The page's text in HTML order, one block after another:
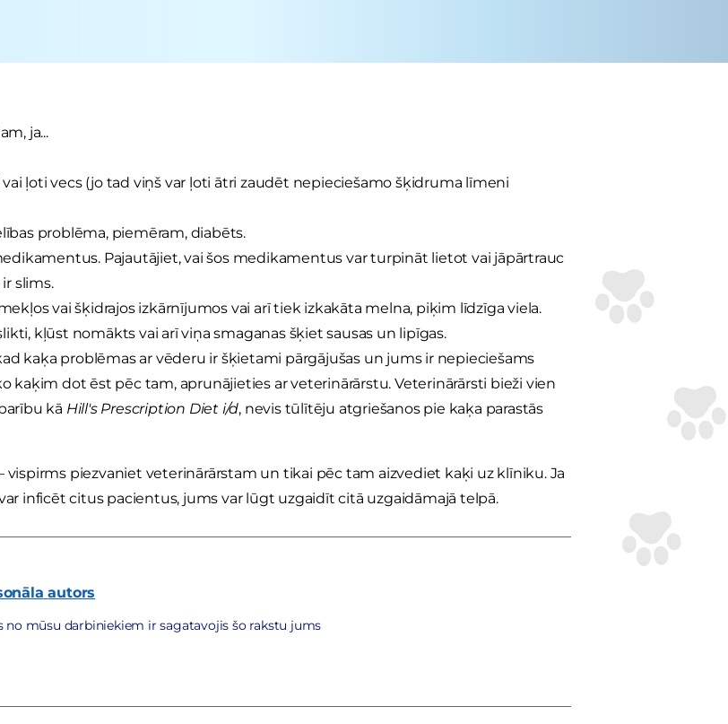
ja...
vai ļoti vecs (jo tad viņš var ļoti ātri zaudēt nepieciešamo šķidruma līmeni
problēma, piemēram, diabēts.
Pajautājiet, vai šos medikamentus var turpināt lietot vai jāpārtrauc
slims.
vai šķidrajos izkārnījumos vai arī tiek izkakāta melna, piķim līdzīga viela.
kļūst nomākts vai arī viņa smaganas šķiet sausas un lipīgas.
kaķa problēmas ar vēderu ir šķietami pārgājušas un jums ir nepieciešams
kaķim dot ēst pēc tam, aprunājieties ar veterinārārstu. Veterinārārsti bieži vien
kā Hill's Prescription Diet i/d, nevis tūlītēju atgriešanos pie kaķa parastās
vispirms piezvaniet veterinārārstam un tikai pēc tam aizvediet kaķi uz klīniku. Ja
inficēt citus pacientus, jums var lūgt uzgaidīt citā uzgaidāmajā telpā.
autors
no mūsu darbiniekiem ir sagatavojis šo rakstu jums